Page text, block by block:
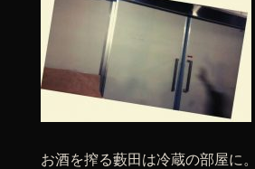
お酒を搾る藪田は冷蔵の部屋に